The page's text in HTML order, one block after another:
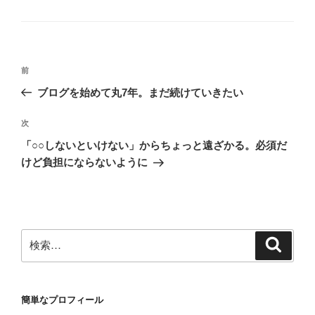
投
ナ
ビ
ゲ
ー
前
の
稿
前
ブログを始めて丸7年。まだ続けていきたい
次
の
投
次
「○○しないといけない」からちょっと遠ざかる。必須だ
けど負担にならないように
索:
簡単なプロフィール